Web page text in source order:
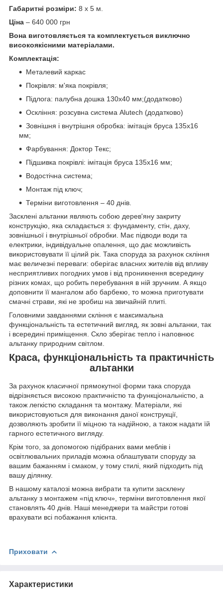
Габаритні розміри: 8 х 5 м.
Ціна – 640 000 грн
Вона виготовляється та комплектується виключно
високоякісними матеріалами.
Комплектація:
Металевий каркас
Покрівля: м'яка покрівля;
Підлога: палубна дошка 130х40 мм;(додатково)
Оскління: розсувна система Alutech (додатково)
Зовнішня і внутрішня обробка: імітація бруса 135х16
мм;
Фарбування: Доктор Текс;
Підшивка покрівлі: імітація бруса 135х16 мм;
Водостічна система;
Монтаж під ключ;
Терміни виготовлення – 40 днів.
Засклені альтанки являють собою дерев'яну закриту
конструкцію, яка складається з: фундаменту, стін, даху,
зовнішньої і внутрішньої обробки. Має підводи води та
електрики, індивідуальне опалення, що дає можливість
використовувати її цілий рік. Така споруда за рахунок скління
має величезні переваги: ​​оберігає власних жителів від впливу
несприятливих погодних умов і від проникнення всередину
різних комах, що робить перебування в ній зручним. А якщо
доповнити її мангалом або барбекю, то можна приготувати
смачні страви, які не зробиш на звичайній плиті.
Головними завданнями скління є максимальна
функціональність та естетичний вигляд, як зовні альтанки, так
і всередині приміщення. Скло зберігає тепло і наповнює
альтанку природним світлом.
Краса, функціональність та практичність
альтанки
За рахунок класичної прямокутної форми така споруда
відрізняється високою практичністю та функціональністю, а
також легкістю складання та монтажу. Матеріали, які
використовуються для виконання даної конструкції,
дозволяють зробити її міцною та надійною, а також надати їй
гарного естетичного вигляду.
Крім того, за допомогою підібраних вами меблів і
освітлювальних приладів можна облаштувати споруду за
вашим бажанням і смаком, у тому стилі, який підходить під
вашу ділянку.
В нашому каталозі можна вибрати та купити засклену
альтанку з монтажем «під ключ», терміни виготовлення якої
становлять 40 днів. Наші менеджери та майстри готові
врахувати всі побажання клієнта.
Приховати
Характеристики